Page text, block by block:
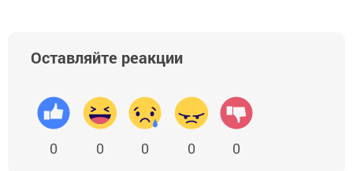
Оставляйте реакции
0 0 0 0 0